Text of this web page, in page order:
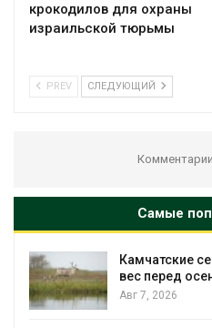
крокодилов для охраны
израильской тюрьмы
PREV СЛЕДУЮЩИЙ
Самые
Камчатские
вес перед
Авг 7, 2026